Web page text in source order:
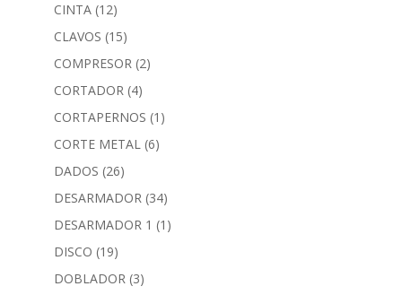
CINTA (12)
CLAVOS (15)
COMPRESOR (2)
CORTADOR (4)
CORTAPERNOS (1)
CORTE METAL (6)
DADOS (26)
DESARMADOR (34)
DESARMADOR 1 (1)
DISCO (19)
DOBLADOR (3)